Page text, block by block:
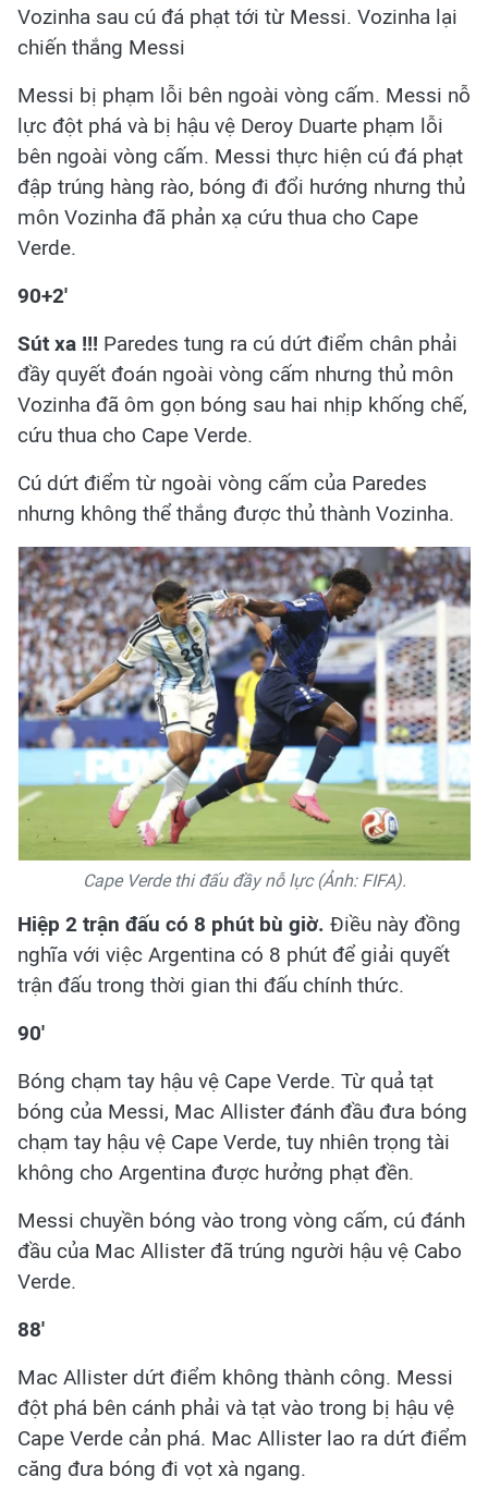
Vozinha sau cú đá phạt tới từ Messi. Vozinha lại
chiến thắng Messi
Messi bị phạm lỗi bên ngoài vòng cấm. Messi nỗ
lực đột phá và bị hậu vệ Deroy Duarte phạm lỗi
bên ngoài vòng cấm. Messi thực hiện cú đá phạt
đập trúng hàng rào, bóng đi đổi hướng nhưng thủ
môn Vozinha đã phản xạ cứu thua cho Cape
Verde.
90+2'
Sút xa !!! Paredes tung ra cú dứt điểm chân phải
đầy quyết đoán ngoài vòng cấm nhưng thủ môn
Vozinha đã ôm gọn bóng sau hai nhịp khống chế,
cứu thua cho Cape Verde.
Cú dứt điểm từ ngoài vòng cấm của Paredes
nhưng không thể thắng được thủ thành Vozinha.
Cape Verde thi đấu đầy nỗ lực (Ảnh: FIFA).
Hiệp 2 trận đấu có 8 phút bù giờ. Điều này đồng
nghĩa với việc Argentina có 8 phút để giải quyết
trận đấu trong thời gian thi đấu chính thức.
90'
Bóng chạm tay hậu vệ Cape Verde. Từ quả tạt
bóng của Messi, Mac Allister đánh đầu đưa bóng
chạm tay hậu vệ Cape Verde, tuy nhiên trọng tài
không cho Argentina được hưởng phạt đền.
Messi chuyền bóng vào trong vòng cấm, cú đánh
đầu của Mac Allister đã trúng người hậu vệ Cabo
Verde.
88'
Mac Allister dứt điểm không thành công. Messi
đột phá bên cánh phải và tạt vào trong bị hậu vệ
Cape Verde cản phá. Mac Allister lao ra dứt điểm
căng đưa bóng đi vọt xà ngang.